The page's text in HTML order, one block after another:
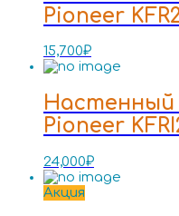
Pioneer
15,700₽
Настенный
Pioneer
24,000₽
Акция